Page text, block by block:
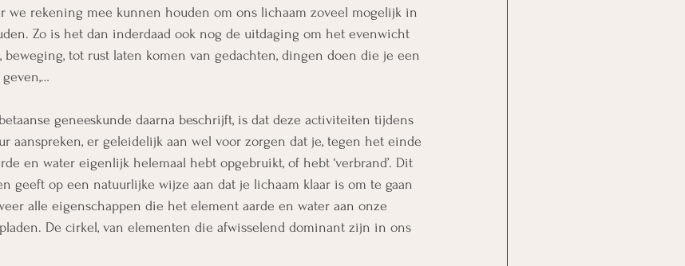
we rekening mee kunnen houden om ons lichaam zoveel mogelijk in
Zo is het dan inderdaad ook nog de uitdaging om het evenwicht
beweging, tot rust laten komen van gedachten, dingen doen die je een
geneeskunde daarna beschrijft, is dat deze activiteiten tijdens
aanspreken, er geleidelijk aan wel voor zorgen dat je, tegen het einde
en water eigenlijk helemaal hebt opgebruikt, of hebt ‘verbrand’. Dit
geeft op een natuurlijke wijze aan dat je lichaam klaar is om te gaan
alle eigenschappen die het element aarde en water aan onze
De cirkel, van elementen die afwisselend dominant zijn in ons